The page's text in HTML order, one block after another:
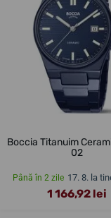
Boccia Titanuim
02
Până în 2 zile 17. 8. la
1 166,92 lei